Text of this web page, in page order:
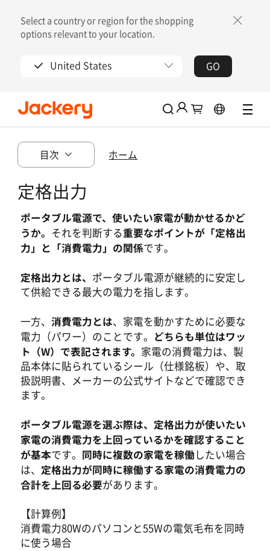
Select a country or region for the shopping
options relevant to your location.
United States GO
45%OFF
Jackery会員に参加して特典をゲットしましょ
会員限定割引で購入可能
ログイン
アカウントを作成する
目次 ホーム
定格出力
ポータブル電源で、使いたい家電が動かせるかど
うか。
それを判断する重要なポイントが「定格出
力」と「消費電力」の関係です。
定格出力とは、
ポータブル電源が継続的に安定し
て供給できる最大の電力を指します。
一方、 消費電力とは、家電を動かすために必要な
電力（パワー）のことです。
どちらも単位はワッ
ト（W）で表記されます。
家電の消費電力は、製
品本体に貼られているシール（仕様銘板）や、取
扱説明書、メーカーの公式サイトなどで確認でき
ます。
ポータブル電源を選ぶ際は、定格出力が使いたい
家電の消費電力を上回っているかを確認すること
が基本です。 同時に複数の家電を稼働 したい場合
は、 定格出力が同時に稼働する家電の消費電力の
合計を上回る必要があります。
【計算例】
消費電力80Wのパソコンと55Wの電気毛布を同時
に使う場合